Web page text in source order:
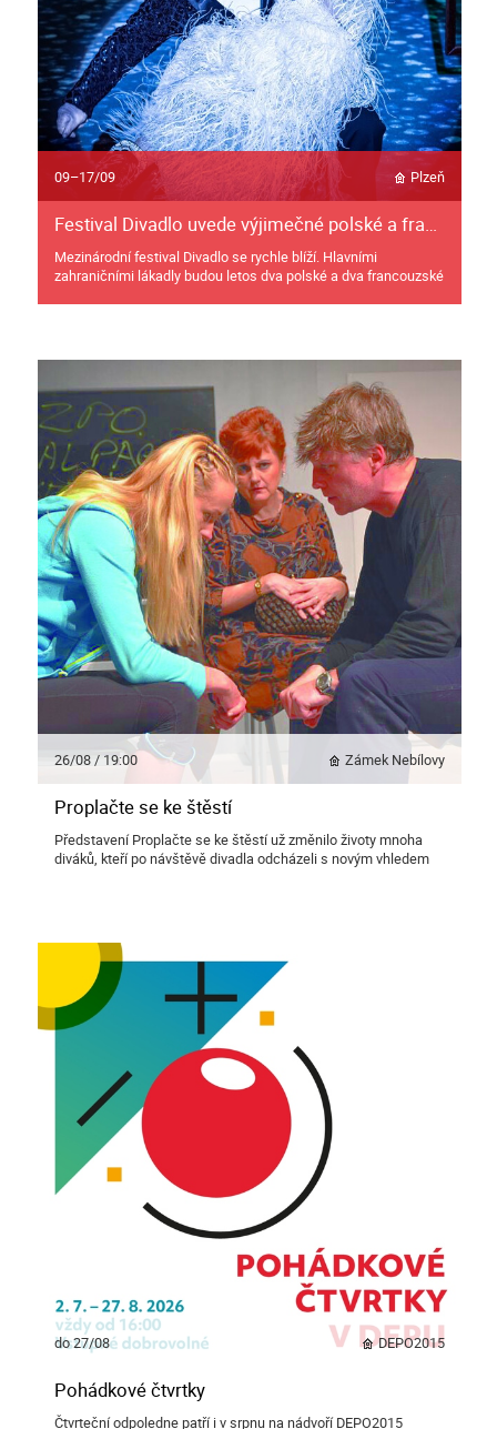
09–17/09 Plzeň
Festival Divadlo uvede výjimečné polské a francouzské inscenace
Mezinárodní festival Divadlo se rychle blíží. Hlavními
zahraničními lákadly budou letos dva polské a dva francouzské
26/08 / 19:00 Zámek Nebílovy
Proplačte se ke štěstí
Představení Proplačte se ke štěstí už změnilo životy mnoha
diváků, kteří po návštěvě divadla odcházeli s novým vhledem
do 27/08 DEPO2015
Pohádkové čtvrtky
Čtvrteční odpoledne patří i v srpnu na nádvoří DEPO2015